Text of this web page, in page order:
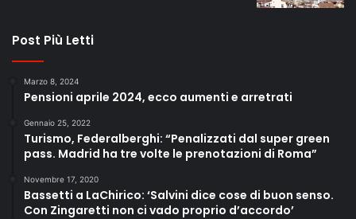
Post Più Letti
Marzo 8, 2024
Pensioni aprile 2024, ecco aumenti e arretrati
Gennaio 25, 2022
Turismo, Federalberghi: “Penalizzati dal super green
pass. Madrid ha tre volte le prenotazioni di Roma”
Novembre 17, 2020
Bassetti a LaChirico: ‘Salvini dice cose di buon senso.
Con Zingaretti non ci vado proprio d’accordo’